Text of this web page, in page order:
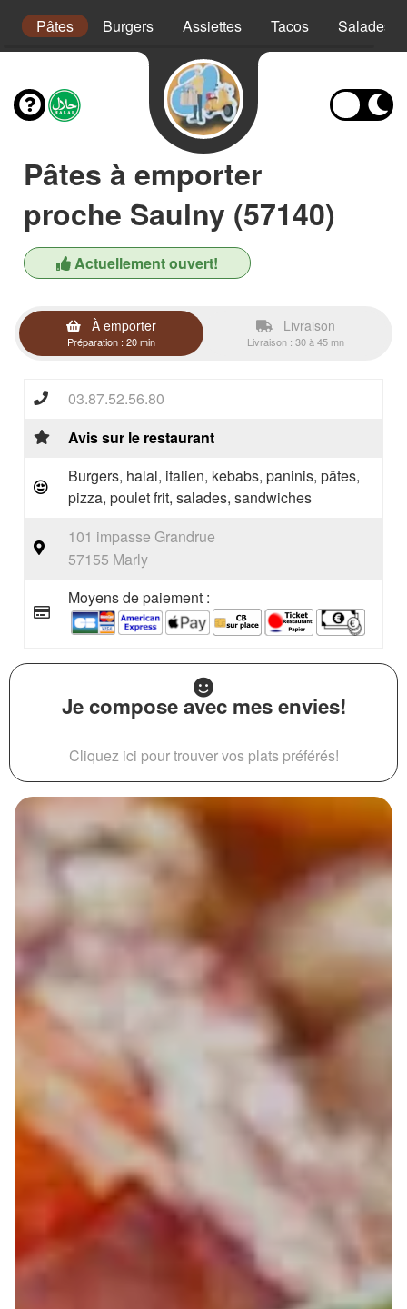
Pâtes Burgers Assiettes Tacos Salades
Pâtes à emporter
proche Saulny (57140)
Actuellement ouvert!
À emporter
Préparation : 20 min
Livraison
Livraison : 30 à 45 mn
03.87.52.56.80
Avis sur le restaurant
Burgers, halal, italien, kebabs, paninis, pâtes,
pizza, poulet frit, salades, sandwiches
101 impasse Grandrue
57155 Marly
Moyens de paiement :
Je compose avec mes envies!
Cliquez ici pour trouver vos plats préférés!